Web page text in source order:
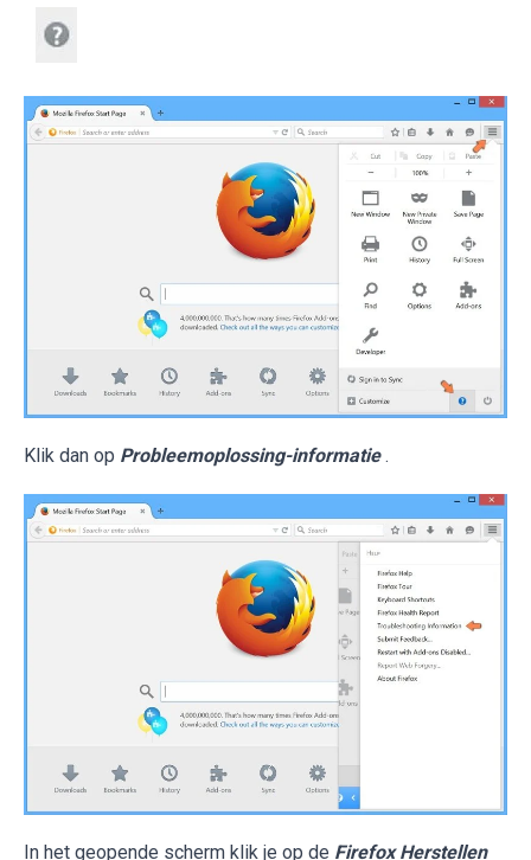
Klik dan op Probleemoplossing-informatie .
In het geopende scherm klik je op de Firefox Herstellen